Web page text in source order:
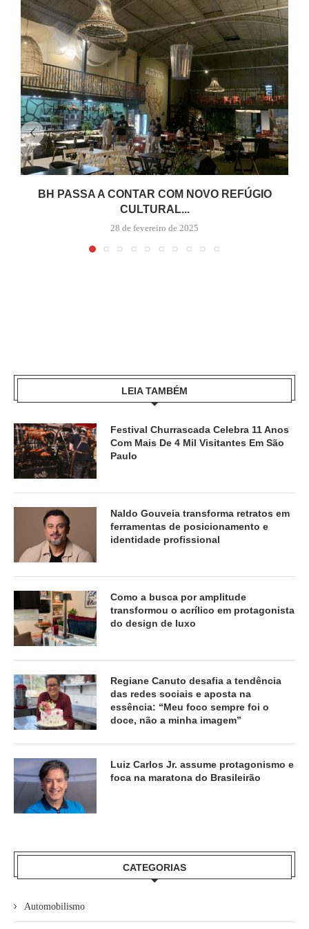
BH PASSA A CONTAR COM NOVO REFÚGIO
CULTURAL...
28 de fevereiro de 2025
LEIA TAMBÉM
Festival Churrascada Celebra 11 Anos
Com Mais De 4 Mil Visitantes Em São
Paulo
Naldo Gouveia transforma retratos em
ferramentas de posicionamento e
identidade profissional
Como a busca por amplitude
transformou o acrílico em protagonista
do design de luxo
Regiane Canuto desafia a tendência
das redes sociais e aposta na
essência: “Meu foco sempre foi o
doce, não a minha imagem”
Luiz Carlos Jr. assume protagonismo e
foca na maratona do Brasileirão
CATEGORIAS
Automobilismo